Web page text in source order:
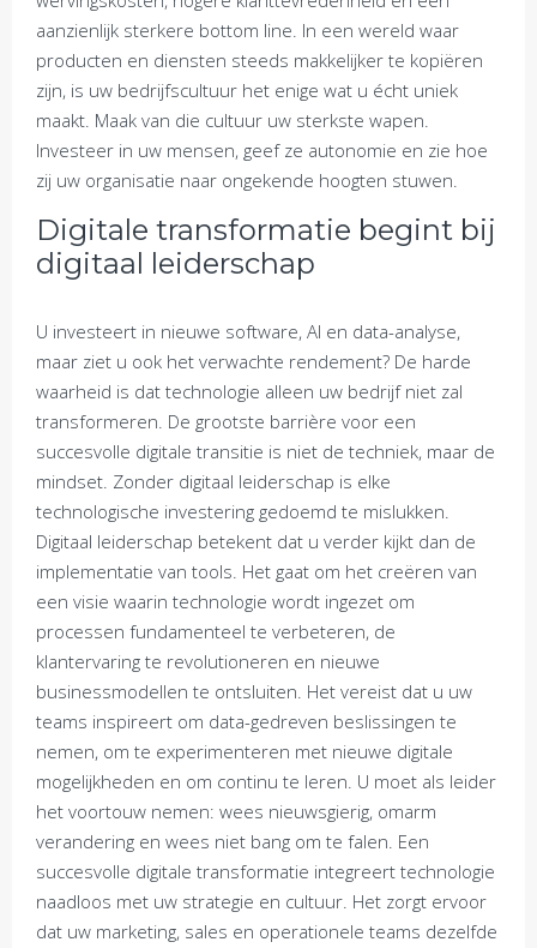
aanzienlijk sterkere bottom line. In een wereld waar
producten en diensten steeds makkelijker te kopiëren
zijn, is uw bedrijfscultuur het enige wat u écht uniek
maakt. Maak van die cultuur uw sterkste wapen.
Investeer in uw mensen, geef ze autonomie en zie hoe
zij uw organisatie naar ongekende hoogten stuwen.
Digitale transformatie begint bij
digitaal leiderschap
U investeert in nieuwe software, AI en data-analyse,
maar ziet u ook het verwachte rendement? De harde
waarheid is dat technologie alleen uw bedrijf niet zal
transformeren. De grootste barrière voor een
succesvolle digitale transitie is niet de techniek, maar de
mindset. Zonder digitaal leiderschap is elke
technologische investering gedoemd te mislukken.
Digitaal leiderschap betekent dat u verder kijkt dan de
implementatie van tools. Het gaat om het creëren van
een visie waarin technologie wordt ingezet om
processen fundamenteel te verbeteren, de
klantervaring te revolutioneren en nieuwe
businessmodellen te ontsluiten. Het vereist dat u uw
teams inspireert om data-gedreven beslissingen te
nemen, om te experimenteren met nieuwe digitale
mogelijkheden en om continu te leren. U moet als leider
het voortouw nemen: wees nieuwsgierig, omarm
verandering en wees niet bang om te falen. Een
succesvolle digitale transformatie integreert technologie
naadloos met uw strategie en cultuur. Het zorgt ervoor
dat uw marketing, sales en operationele teams dezelfde